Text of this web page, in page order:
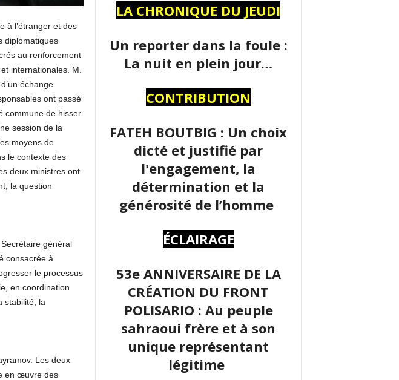
à l’étranger et des
diplomatiques
au renforcement
internationales. M.
échange
ont passé
commune de hisser
session de la
moyens de
le contexte des
deux ministres ont
la question
général
consacrée à
le processus
en coordination
stabilité, la
Les deux
en œuvre des
LA CHRONIQUE DU JEUDI
Un reporter dans la foule :
La nuit en plein jour…
CONTRIBUTION
FATEH BOUTBIG : Un choix
dicté et justifié par
l'engagement, la
détermination et la
générosité de l’homme
ÉCLAIRAGE
53e ANNIVERSAIRE DE LA
CRÉATION DU FRONT
POLISARIO : Au peuple
sahraoui frère et à son
unique représentant
légitime